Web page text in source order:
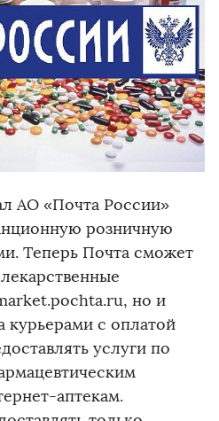
АО «Почта России»
розничную
Теперь Почта сможет
но и
курьерами с оплатой
услуги по
аптекам.